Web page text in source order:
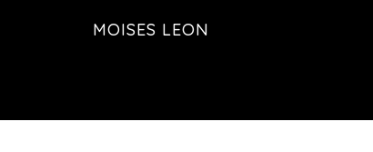
MOISES LEON